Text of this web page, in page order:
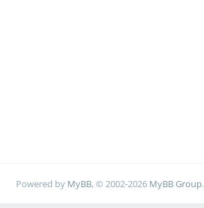
Powered by MyBB, © 2002-2026 MyBB Group.